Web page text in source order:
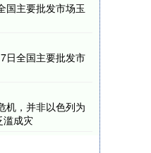
国主要批发市场玉
日全国主要批发市
机，并非以色列为
滥成灾